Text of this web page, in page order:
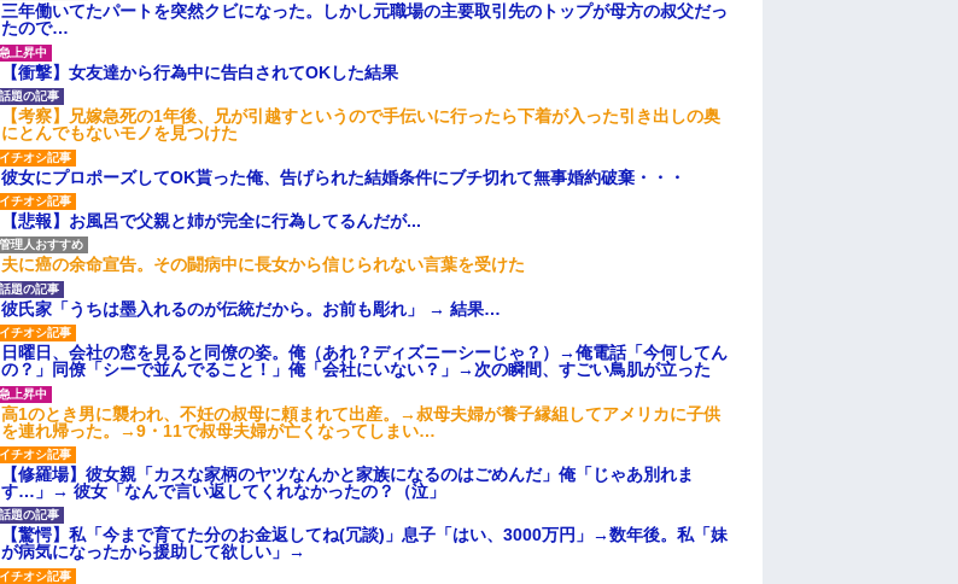
三年働いてたパートを突然クビになった。しかし元職場の主要取引先のトップが母方の叔父だっ
たので…
【衝撃】女友達から行為中に告白されてOKした結果
【考察】兄嫁急死の1年後、兄が引越すというので手伝いに行ったら下着が入った引き出しの奥
にとんでもないモノを見つけた
彼女にプロポーズしてOK貰った俺、告げられた結婚条件にブチ切れて無事婚約破棄・・・
【悲報】お風呂で父親と姉が完全に行為してるんだが...
夫に癌の余命宣告。その闘病中に長女から信じられない言葉を受けた
彼氏家「うちは墨入れるのが伝統だから。お前も彫れ」 → 結果…
日曜日、会社の窓を見ると同僚の姿。俺（あれ？ディズニーシーじゃ？）→俺電話「今何してん
の？」同僚「シーで並んでること！」俺「会社にいない？」→次の瞬間、すごい鳥肌が立った
高1のとき男に襲われ、不妊の叔母に頼まれて出産。→叔母夫婦が養子縁組してアメリカに子供
を連れ帰った。→9・11で叔母夫婦が亡くなってしまい…
【修羅場】彼女親「カスな家柄のヤツなんかと家族になるのはごめんだ」俺「じゃあ別れま
す…」→ 彼女「なんで言い返してくれなかったの？（泣」
【驚愕】私「今まで育てた分のお金返してね(冗談)」息子「はい、3000万円」→数年後。私「妹
が病気になったから援助して欲しい」→